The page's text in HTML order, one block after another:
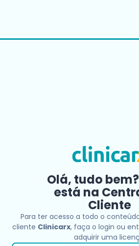
Olá, tudo
está na
Cliente
Para ter acesso a todo o
cliente Clinicarx, faça o login ou
adquirir uma